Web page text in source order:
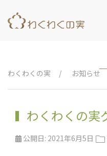
わくわくの実 お知らせ
わくわくの実
公開日: 2021年6月5日